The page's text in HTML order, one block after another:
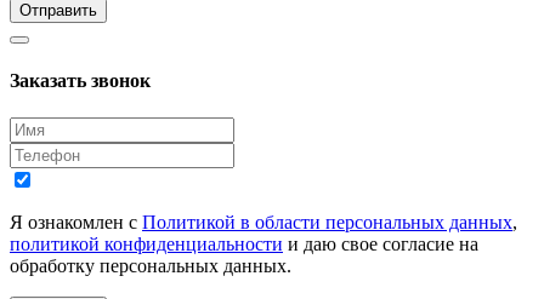
Отправить
Заказать звонок
Я ознакомлен с Политикой в области персональных данных,
политикой конфиденциальности и даю свое согласие на
обработку персональных данных.